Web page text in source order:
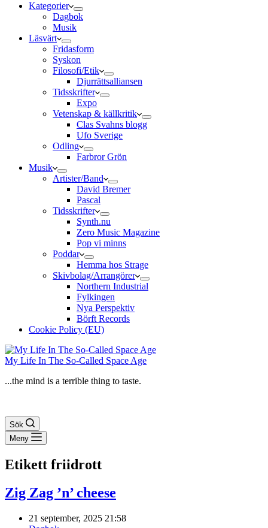
Kategorier
Dagbok
Musik
Läsvärt
Fridasform
Syskon
Filosofi/Etik
Djurrättsalliansen
Tidsskrifter
Expo
Vetenskap & källkritik
Clas Svahns blogg
Ufo Sverige
Odling
Farbror Grön
Musik
Artister/Band
David Bremer
Pascal
Tidsskrifter
Synth.nu
Zero Music Magazine
Pop vi minns
Poddar
Hemma hos Strage
Skivbolag/Arrangörer
Northern Industrial
Fylkingen
Nya Perspektiv
Börft Records
Cookie Policy (EU)
My Life In The So-Called Space Age
...the mind is a terrible thing to taste.
Sök
Meny
Etikett friidrott
Zig Zag ’n’ cheese
21 september, 2025 21:58